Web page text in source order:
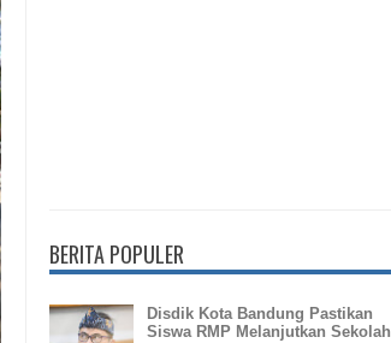
BERITA POPULER
Disdik Kota Bandung Pastikan
Siswa RMP Melanjutkan Sekolah